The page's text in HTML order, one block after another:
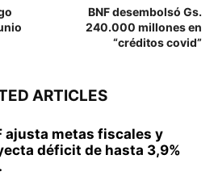
BNF desembolsó Gs.
240.000 millones en
“créditos covid”
ARTICLES
ajusta metas fiscales y
déficit de hasta 3,9%